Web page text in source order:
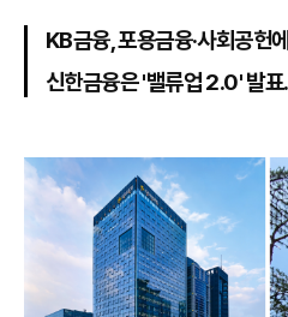
KB금융, 포용금융·사회공
신한금융은 '밸류업 2.0' 발